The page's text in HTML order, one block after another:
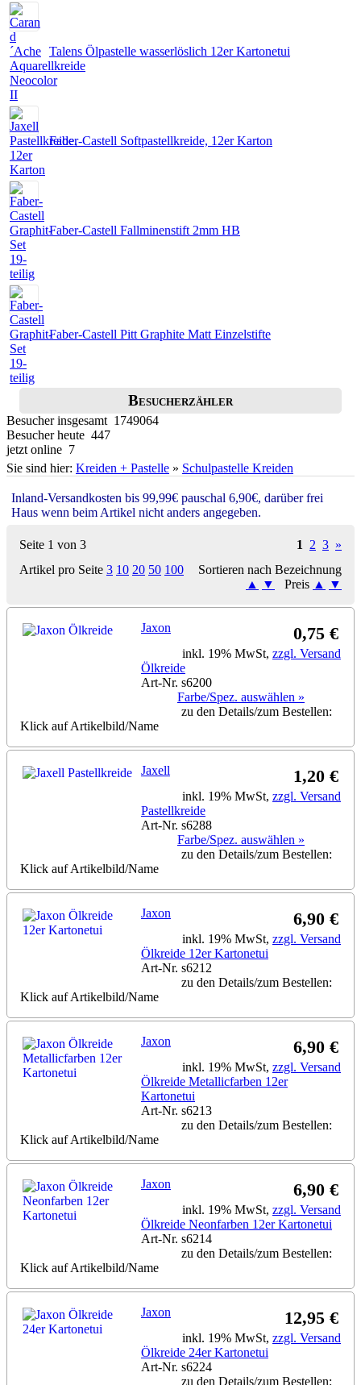
Talens Ölpastelle wasserlöslich 12er Kartonetui
Faber-Castell Softpastellkreide, 12er Karton
Faber-Castell Fallminenstift 2mm HB
Faber-Castell Pitt Graphite Matt Einzelstifte
Besucherzähler
Besucher insgesamt 1749064
Besucher heute 447
jetzt online 7
Sie sind hier: Kreiden + Pastelle » Schulpastelle Kreiden
Inland-Versandkosten bis 99,99€ pauschal 6,90€, darüber frei
Haus wenn beim Artikel nicht anders angegeben.
Seite 1 von 3 1 2 3 »
Artikel pro Seite 3 10 20 50 100
Sortieren nach Bezeichnung
▲
▼ Preis ▲ ▼
0,75 €
inkl. 19% MwSt, zzgl. Versand
Jaxon
Ölkreide
Art-Nr. s6200
Farbe/Spez. auswählen »
zu den Details/zum Bestellen:
Klick auf Artikelbild/Name
1,20 €
inkl. 19% MwSt, zzgl. Versand
Jaxell
Pastellkreide
Art-Nr. s6288
Farbe/Spez. auswählen »
zu den Details/zum Bestellen:
Klick auf Artikelbild/Name
6,90 €
inkl. 19% MwSt, zzgl. Versand
Jaxon
Ölkreide 12er Kartonetui
Art-Nr. s6212
zu den Details/zum Bestellen:
Klick auf Artikelbild/Name
6,90 €
inkl. 19% MwSt, zzgl. Versand
Jaxon
Ölkreide Metallicfarben 12er
Kartonetui
Art-Nr. s6213
zu den Details/zum Bestellen:
Klick auf Artikelbild/Name
6,90 €
inkl. 19% MwSt, zzgl. Versand
Jaxon
Ölkreide Neonfarben 12er Kartonetui
Art-Nr. s6214
zu den Details/zum Bestellen:
Klick auf Artikelbild/Name
12,95 €
inkl. 19% MwSt, zzgl. Versand
Jaxon
Ölkreide 24er Kartonetui
Art-Nr. s6224
zu den Details/zum Bestellen: